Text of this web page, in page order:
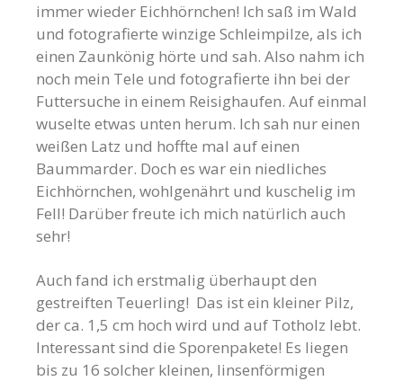
immer wieder Eichhörnchen! Ich saß im Wald
und fotografierte winzige Schleimpilze, als ich
einen Zaunkönig hörte und sah. Also nahm ich
noch mein Tele und fotografierte ihn bei der
Futtersuche in einem Reisighaufen. Auf einmal
wuselte etwas unten herum. Ich sah nur einen
weißen Latz und hoffte mal auf einen
Baummarder. Doch es war ein niedliches
Eichhörnchen, wohlgenährt und kuschelig im
Fell! Darüber freute ich mich natürlich auch
sehr!
Auch fand ich erstmalig überhaupt den
gestreiften Teuerling! Das ist ein kleiner Pilz,
der ca. 1,5 cm hoch wird und auf Totholz lebt.
Interessant sind die Sporenpakete! Es liegen
bis zu 16 solcher kleinen, linsenförmigen